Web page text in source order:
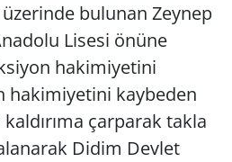
bulunan Zeynep
Lisesi önüne
hakimiyetini
hakimiyetini kaybeden
çarparak takla
Didim Devlet